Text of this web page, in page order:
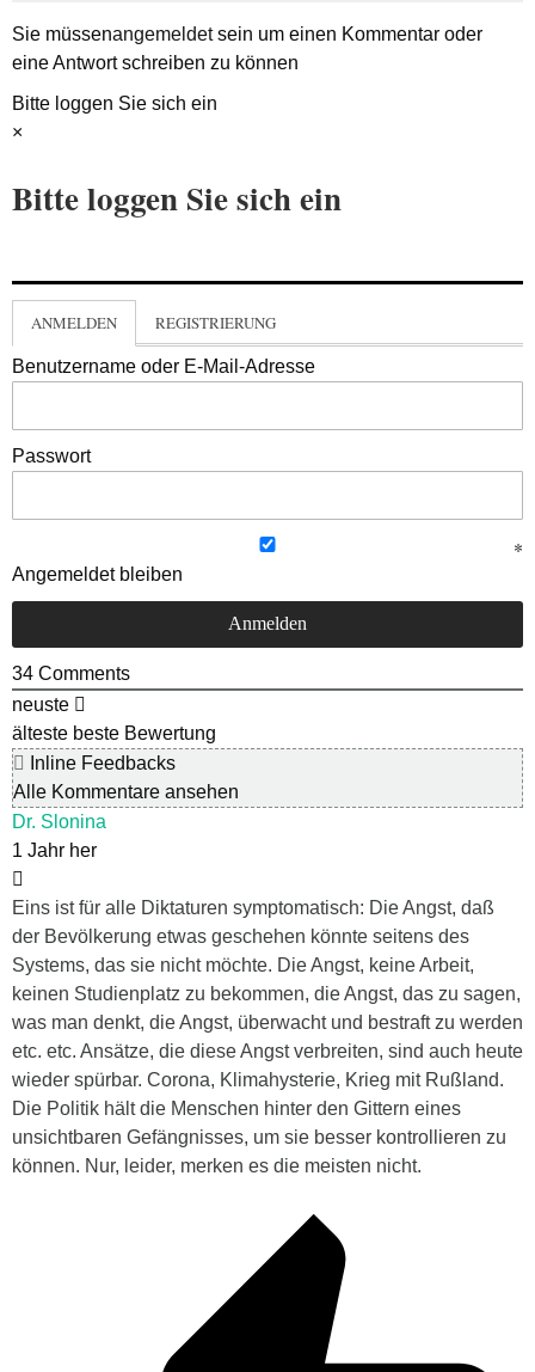
Sie müssenangemeldetsein um einen Kommentar oder
eine Antwort schreiben zu können
Bitte loggen Sie sich ein
×
Bitte loggen Sie sich ein
ANMELDEN REGISTRIERUNG
Benutzername oder E-Mail-Adresse
Passwort
Angemeldet bleiben
34 Comments
neuste
älteste beste Bewertung
Inline Feedbacks
Alle Kommentare ansehen
Dr. Slonina
1 Jahr her
Eins ist für alle Diktaturen symptomatisch: Die Angst, daß
der Bevölkerung etwas geschehen könnte seitens des
Systems, das sie nicht möchte. Die Angst, keine Arbeit,
keinen Studienplatz zu bekommen, die Angst, das zu sagen,
was man denkt, die Angst, überwacht und bestraft zu werden
etc. etc. Ansätze, die diese Angst verbreiten, sind auch heute
wieder spürbar. Corona, Klimahysterie, Krieg mit Rußland.
Die Politik hält die Menschen hinter den Gittern eines
unsichtbaren Gefängnisses, um sie besser kontrollieren zu
können. Nur, leider, merken es die meisten nicht.